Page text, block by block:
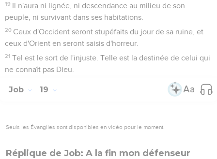
19 Il n'aura ni lignée, ni descendance au milieu de son
peuple, ni survivant dans ses habitations.
20 Ceux d'Occident seront stupéfaits du jour de sa ruine, et
ceux d'Orient en seront saisis d'horreur.
21 Tel est le sort de l'injuste. Telle est la destinée de celui qui
ne connaît pas Dieu.
Job 19
Seuls les Évangiles sont disponibles en vidéo pour le moment.
Réplique de Job: A la fin mon défenseur